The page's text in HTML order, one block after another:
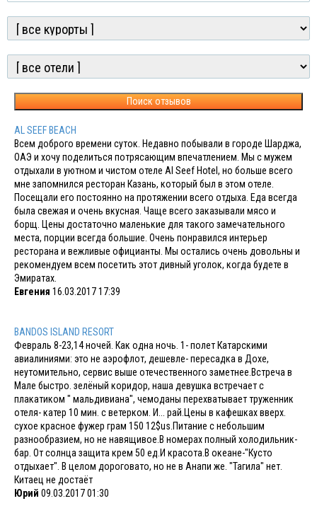
Поиск отзывов
AL SEEF BEACH
Всем доброго времени суток. Недавно побывали в городе Шарджа,
ОАЭ и хочу поделиться потрясающим впечатлением. Мы с мужем
отдыхали в уютном и чистом отеле Al Seef Hotel, но больше всего
мне запомнился ресторан Казань, который был в этом отеле.
Посещали его постоянно на протяжении всего отдыха. Еда всегда
была свежая и очень вкусная. Чаще всего заказывали мясо и
борщ. Цены достаточно маленькие для такого замечательного
места, порции всегда большие. Очень понравился интерьер
ресторана и вежливые официанты. Мы остались очень довольны и
рекомендуем всем посетить этот дивный уголок, когда будете в
Эмиратах.
Евгения 16.03.2017 17:39
BANDOS ISLAND RESORT
Февраль 8-23,14 ночей. Как одна ночь. 1- полет Катарскими
авиалиниями: это не аэрофлот, дешевле- пересадка в Дохе,
неутомительно, сервис выше отечественного заметнее.Встреча в
Мале быстро. зелёный коридор, наша девушка встречает с
плакатиком " мальдивиана", чемоданы перехватывает труженник
отеля- катер 10 мин. с ветерком. И... рай.Цены в кафешках вверх.
сухое красное фужер грам 150 12$us.Питание с небольшим
разнообразием, но не навящивое.В номерах полный холодильник-
бар. От солнца защита крем 50 ед.И красота.В океане-"Кусто
отдыхает". В целом дороговато, но не в Анапи же. "Тагила" нет.
Китаец не достаёт
Юрий 09.03.2017 01:30